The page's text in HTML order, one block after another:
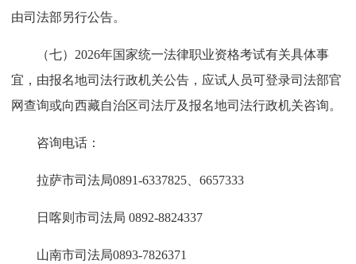
由司法部另行公告。
（七）2026年国家统一法律职业资格考试有关具体事
宜，由报名地司法行政机关公告，应试人员可登录司法部官
网查询或向西藏自治区司法厅及报名地司法行政机关咨询。
咨询电话：
拉萨市司法局0891-6337825、6657333
日喀则市司法局 0892-8824337
山南市司法局0893-7826371